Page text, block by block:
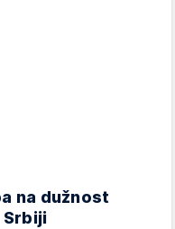
na dužnost
Srbiji